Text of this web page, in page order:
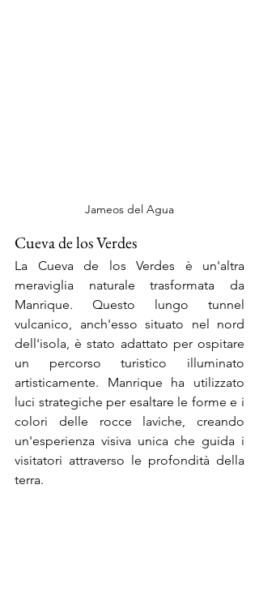
Jameos del Agua
Cueva de los Verdes
La Cueva de los Verdes è un'altra
meraviglia naturale trasformata da
Manrique. Questo lungo tunnel
vulcanico, anch'esso situato nel nord
dell'isola, è stato adattato per ospitare
un percorso turistico illuminato
artisticamente. Manrique ha utilizzato
luci strategiche per esaltare le forme e i
colori delle rocce laviche, creando
un'esperienza visiva unica che guida i
visitatori attraverso le profondità della
terra.